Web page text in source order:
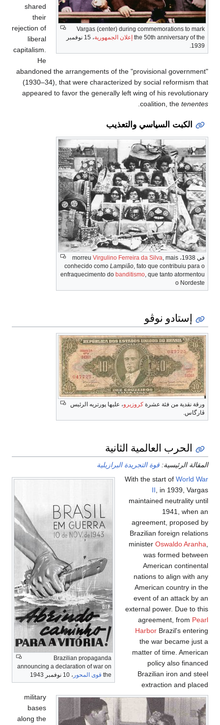
Vargas (center) during commemorations to mark
the 50th anniversary of the إعلان الجمهورية
، 15 نوفمبر
1939.
shared
their
rejection of
liberal
capitalism.
He
abandoned the arrangements of the "provisional government"
(1930–34), that were characterized by social reformism that
appeared to favor the generally left wing of his revolutionary
coalition, the tenentes
الكبت السياسي والتعذيب
في 1938، morreu Virgulino Ferreira da Silva, mais
conhecido como Lampião, fato que contribuiu para o
enfraquecimento do banditismo, que tanto atormentou
o Nordeste
إستادو نوڤو
ورقة نقدية من فئة عشرة كروزيرو، عليها پورتريه الرئيس
ڤارگاس.
الحرب العالمية الثانية
المقالة الرئيسية: قوة التجريدة البرازيلية
Brazilian propaganda
announcing a declaration of war on
the قوى المحور ، 10 نوفمبر 1943
With the start of World War
II , in 1939, Vargas
maintained neutrality until
1941, when an
agreement, proposed by
Brazilian foreign relations
minister Oswaldo Aranha
was formed between
American continental
nations to align with any
American country in the
event of an attack by an
external power. Due to this
agreement, from Pearl
Harbor Brazil's entering
the war became just a
matter of time. American
policy also financed
Brazilian iron and steel
extraction and placed
military
bases
along the